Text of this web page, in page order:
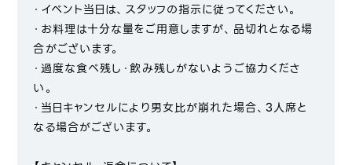
・イベント当日は、スタッフの指示に従ってください。
・お料理は十分な量をご用意しますが、品切れとなる場
合がございます。
・過度な食べ残し・飲み残しがないようご協力くださ
い。
・当日キャンセルにより男女比が崩れた場合、3人席と
なる場合がございます。